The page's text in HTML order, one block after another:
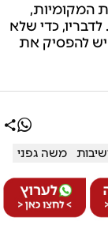
המקומיות,
כדי שלא
יש להפסיק את
משה גפני